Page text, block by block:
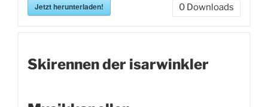
Jetzt herunterladen! 0 Downloads
Skirennen der isarwinkler